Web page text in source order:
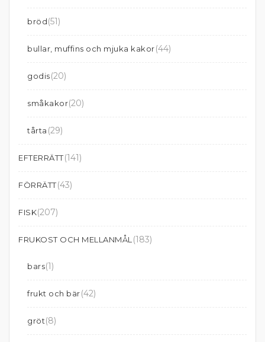
bröd(51)
bullar, muffins och mjuka kakor(44)
godis(20)
småkakor(20)
tårta (29)
EFTERRÄTT(141)
FÖRRÄTT(43)
FISK(207)
FRUKOST OCH MELLANMÅL (183)
bars(1)
frukt och bär(42)
gröt(8)